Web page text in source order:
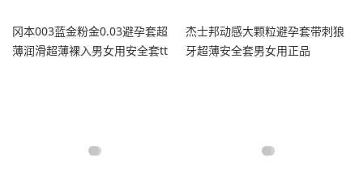
冈本003蓝金粉金0.03避孕套超
薄润滑超薄裸入男女用安全套tt
杰士邦动感大颗粒避孕套带刺狼
牙超薄安全套男女用正品